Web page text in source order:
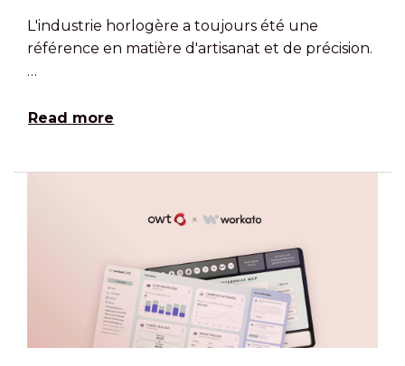
L'industrie horlogère a toujours été une
référence en matière d'artisanat et de précision.
…
Read more